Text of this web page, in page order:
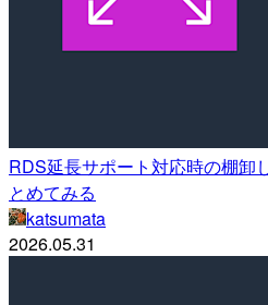
RDS延長サポート対応時の棚卸
とめてみる
katsumata
2026.05.31